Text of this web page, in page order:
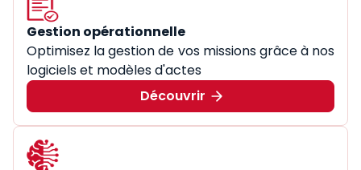
Gestion opérationnelle
Optimisez la gestion de vos missions grâce à nos
logiciels et modèles d'actes
Découvrir